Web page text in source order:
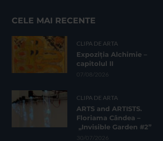
CELE MAI RECENTE
CLIPA DE ARTA
Expoziția Alchimie –
capitolul II
07/08/2026
CLIPA DE ARTA
ARTS and ARTISTS.
Floriama Cândea –
„Invisible Garden #2”
30/07/2026